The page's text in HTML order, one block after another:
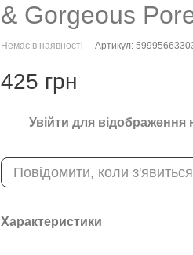
& Gorgeous
Немає в наявності Артикул:
425 грн
Увійти для відображення
Повідомити, коли з'явиться
Характеристики